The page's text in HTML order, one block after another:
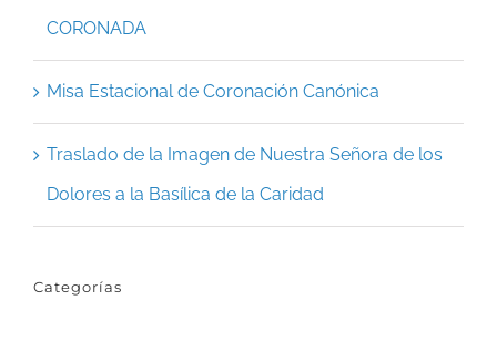
CORONADA
Misa Estacional de Coronación Canónica
Traslado de la Imagen de Nuestra Señora de los
Dolores a la Basílica de la Caridad
Categorías